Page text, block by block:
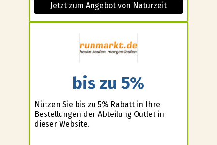
Jetzt zum Angebot von Naturzeit
bis zu 5%
Nützen Sie bis zu 5% Rabatt in Ihre
Bestellungen der Abteilung Outlet in
dieser Website.